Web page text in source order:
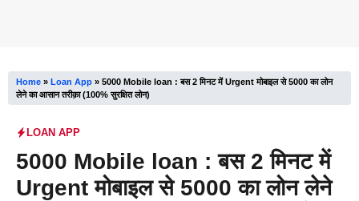
Home » Loan App » 5000 Mobile loan : बस 2 मिनट में Urgent मोबाइल से 5000 का लोन
लेने का आसान तरीक़ा (100% सुरक्षित लोन)
LOAN APP
5000 Mobile loan : बस 2 मिनट में
Urgent मोबाइल से 5000 का लोन लेने